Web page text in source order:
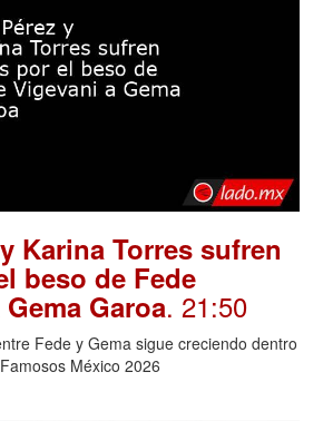
Karina Torres sufren
beso de Fede
Garoa. 21:50
Fede y Gema sigue creciendo dentro
México 2026